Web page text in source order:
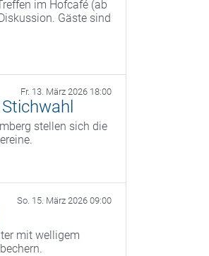
im Hofcafé (ab
Gäste sind
Fr. 13. März 2026 18:00
stellen sich die
So. 15. März 2026 09:00
mit welligem